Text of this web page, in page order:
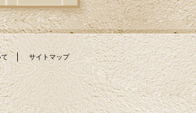
サイトマップ